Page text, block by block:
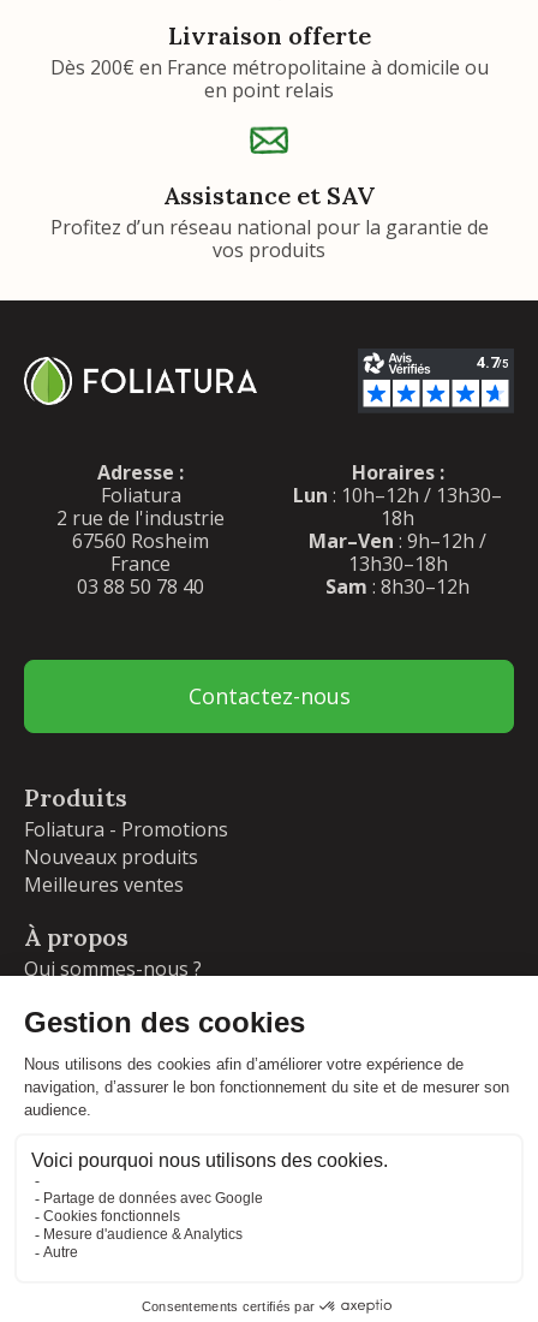
Livraison offerte
Dès 200€ en France métropolitaine à domicile ou
en point relais
Assistance et SAV
Profitez d’un réseau national pour la garantie de
vos produits
Adresse :
Foliatura
2 rue de l'industrie
67560 Rosheim
France
03 88 50 78 40
Horaires :
Lun : 10h–12h / 13h30–
18h
Mar–Ven : 9h–12h /
13h30–18h
Sam : 8h30–12h
Contactez-nous
Produits
Foliatura - Promotions
Nouveaux produits
Meilleures ventes
À propos
Qui sommes-nous ?
Livraisons et retours
Blog
Votre compte
Commandes
Adresses
CONDITIONS GÉNÉRALES DE VENTE